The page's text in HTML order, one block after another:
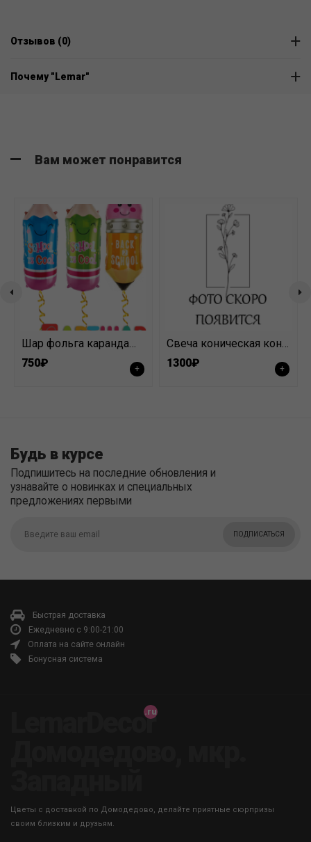
Отзывов (0)
Почему "Lemar"
Вам может понравится
Шар фольга карандаш школьный
750₽
+
Свеча коническая конус 36 см №9 теплый розовый
1300₽
+
Будь в курсе
Подпишитесь на последние обновления и
узнавайте о новинках и специальных
предложениях первыми
ПОДПИСАТЬСЯ
Быстрая доставка
Ежедневно с 9:00-21:00
Оплата на сайте онлайн
Бонусная система
LemarDecor
Цветы с доставкой по Домодедово, делайте приятные сюрпризы
своим близким и друзьям.